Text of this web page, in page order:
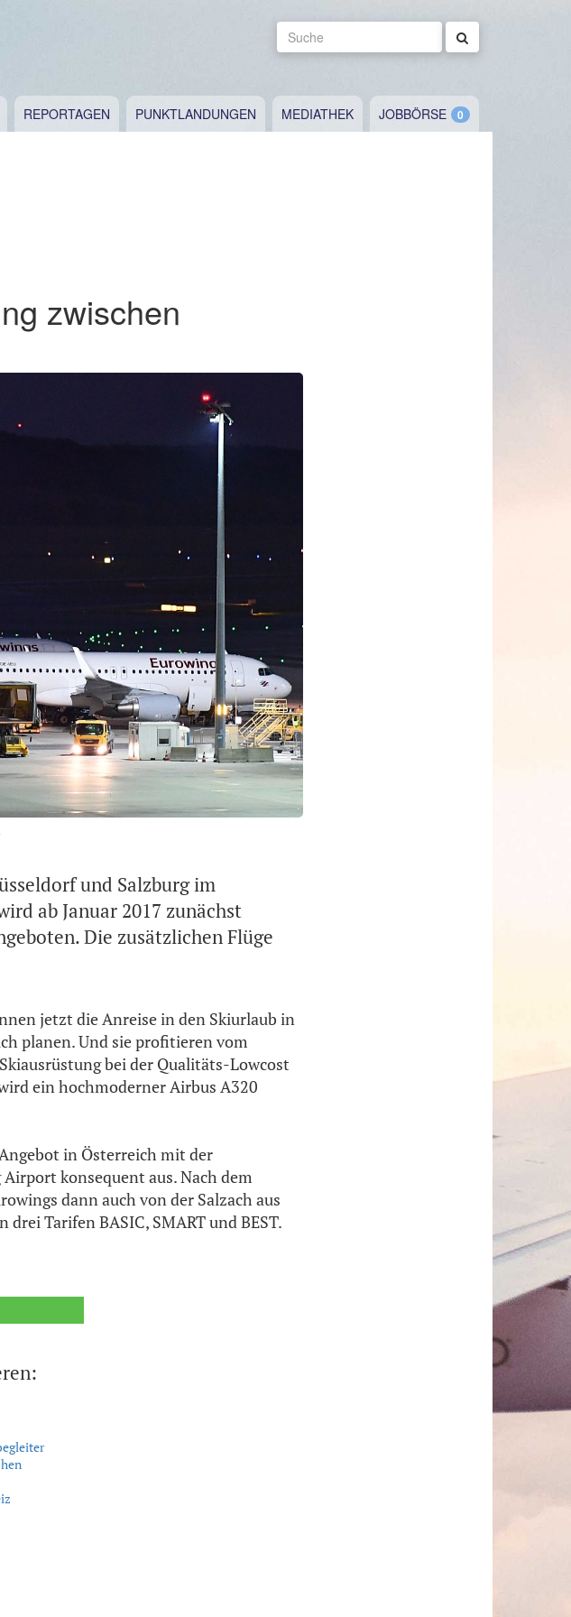
Suche
REPORTAGEN PUNKTLANDUNGEN MEDIATHEK JOBBÖRSE
zwischen
und Salzburg im
ab Januar 2017 zunächst
Die zusätzlichen Flüge
jetzt die Anreise in den Skiurlaub in
planen. Und sie profitieren vom
bei der Qualitäts-Lowcost
ein hochmoderner Airbus A320
in Österreich mit der
konsequent aus. Nach dem
dann auch von der Salzach aus
Tarifen BASIC, SMART und BEST.